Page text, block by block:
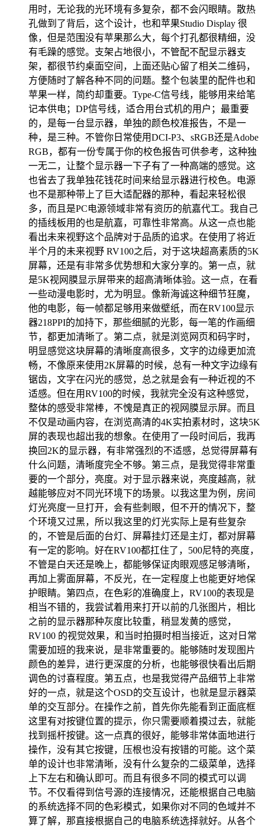
用时，无论我的光环境有多复杂，都不会闪眼睛。散热
孔做到了背后，这个设计，也和苹果Studio Display 很
像，但是范围没有苹果那么大，每个打孔都很精细，没
有毛躁的感觉。支架占地很小，不管配不配显示器支
架，都很节约桌面空间，上面还贴心留了相关二维码，
方便随时了解各种不同的问题。整个包装里的配件也和
苹果一样，简约却重要。Type-C信号线，能够用来给笔
记本供电；DP信号线，适合用台式机的用户；最重要
的，是每一台显示器，单独的颜色校准报告，不是一
种，是三种。不管你日常使用DCI-P3、sRGB还是Adobe
RGB，都有一份专属于你的校色报告可供参考，这种独
一无二，让整个显示器一下子有了一种高端的感觉。这
也省去了我单独花钱花时间来给显示器进行校色。电源
也不是那种带上了巨大适配器的那种，看起来轻松很
多，而且是PC电源领域非常有资历的航嘉代工。我自己
的插线板用的也是航嘉，可靠性非常高。从这一点也能
看出未来视野这个品牌对于品质的追求。在使用了将近
半个月的未来视野 RV100之后，对于这块超高素质的5K
屏幕，还是有非常多优势想和大家分享的。第一点，就
是5K视网膜显示屏带来的超高清晰体验。这一点，在看
一些动漫电影时，尤为明显。像新海诚这种细节狂魔，
他的电影，每一帧都足够用来做壁纸，而在RV100显示
器218PPI的加持下，那些细腻的光影，每一笔的作画细
节，都更加清晰了。第二点，就是浏览网页和码字时，
明显感觉这块屏幕的清晰度高很多，文字的边缘更加流
畅，不像原来使用2K屏幕的时候，总有一种文字边缘有
锯齿，文字在闪光的感觉，总之就是会有一种近视的不
适感。但在用RV100的时候，我就完全没有这种感觉，
整体的感受非常棒，不愧是真正的视网膜显示屏。而且
不仅是动画内容，在浏览高清的4K实拍素材时，这块5K
屏的表现也超出我的想象。在使用了一段时间后，我再
换回2K的显示器，有非常强烈的不适感，总觉得屏幕有
什么问题，清晰度完全不够。第三点，是我觉得非常重
要的一个部分，亮度。对于显示器来说，亮度越高，就
越能够应对不同光环境下的场景。以我这里为例，房间
灯光亮度一旦打开，会有些刺眼，但不开的情况下，整
个环境又过黑，所以我这里的灯光实际上是有些复杂
的，不管是后面的台灯、屏幕挂灯还是主灯，都对屏幕
有一定的影响。好在RV100都扛住了，500尼特的亮度，
不管是白天还是晚上，都能够保证肉眼观感足够清晰，
再加上雾面屏幕，不反光，在一定程度上也能更好地保
护眼睛。第四点，在色彩的准确度上，RV100的表现是
相当不错的，我尝试着用来打开以前的几张图片，相比
之前的显示器那种灰度比较重，稍显发黄的感觉，
RV100 的视觉效果，和当时拍摄时相当接近，这对日常
需要加班的我来说，是非常重要的。能够随时发现图片
颜色的差异，进行更深度的分析，也能够很快看出后期
调色的讨喜程度。第五点，也是我觉得产品细节上非常
好的一点，就是这个OSD的交互设计，也就是显示器菜
单的交互部分。在操作之前，首先你先能看到正面底框
这里有对按键位置的提示，你只需要顺着摸过去，就能
找到摇杆按键。这一点真的很好，能够非常体面地进行
操作，没有其它按键，压根也没有按错的可能。这个菜
单的设计也非常清晰，没有什么复杂的二级菜单，选择
上下左右和确认即可。而且有很多不同的模式可以调
节。不仅看得到信号源的连接情况，还能根据自己电脑
的系统选择不同的色彩模式，如果你对不同的色域并不
算了解，那直接根据自己的电脑系统选择就好。从各个